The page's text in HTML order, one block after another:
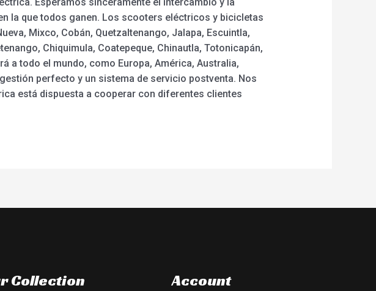
la que todos ganen. Los scooters eléctricos y bicicletas
Mixco, Cobán, Quetzaltenango, Jalapa, Escuintla,
Chiquimula, Coatepeque, Chinautla, Totonicapán,
a todo el mundo, como Europa, América, Australia,
perfecto y un sistema de servicio postventa. Nos
está dispuesta a cooperar con diferentes clientes
Collection Account